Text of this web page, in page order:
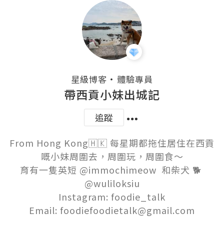
星級博客 ・ 體驗專員
帶西貢小妹出城記
追蹤
From Hong Kong🇭🇰 每星期都拖住居住在西貢
嘅小妹周圍去，周圍玩，周圍食～
育有一隻英短 @immochimeow  和柴犬 🐕
@wuliloksiu
Instagram: foodie_talk
Email: foodiefoodietalk@gmail.com